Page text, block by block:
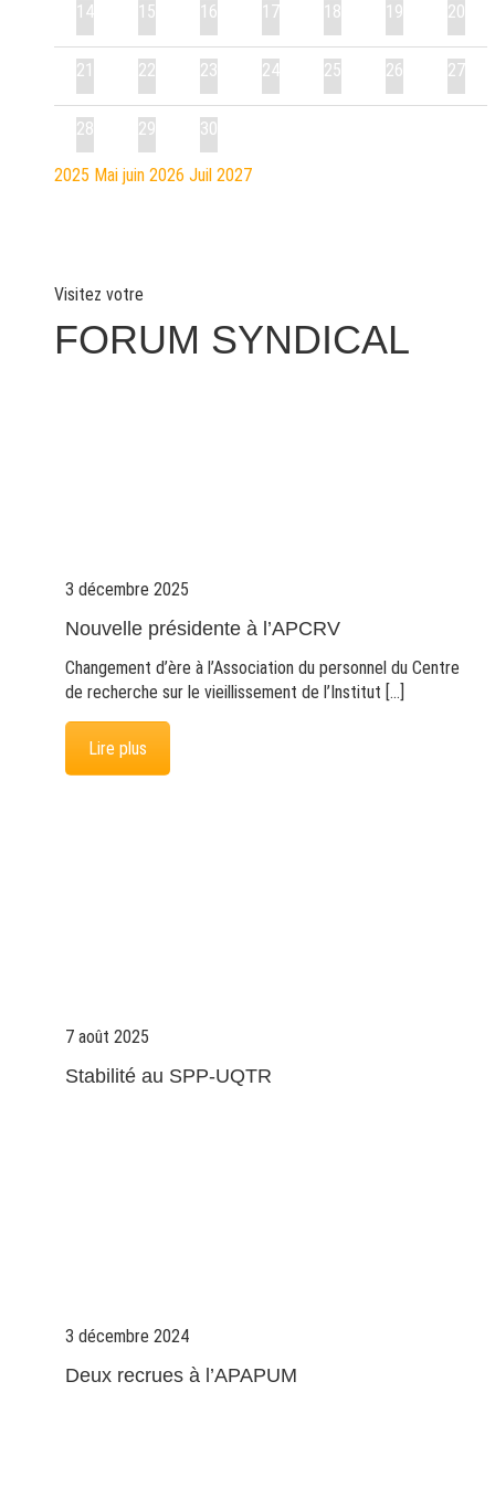
14 15 16 17 18 19 20
21 22 23 24 25 26 27
28 29 30
2025 Mai juin 2026 Juil 2027
Visitez votre
FORUM SYNDICAL
3 décembre 2025
Nouvelle présidente à l’APCRV
Changement d’ère à l’Association du personnel du Centre
de recherche sur le vieillissement de l’Institut […]
Lire plus
7 août 2025
Stabilité au SPP-UQTR
3 décembre 2024
Deux recrues à l’APAPUM